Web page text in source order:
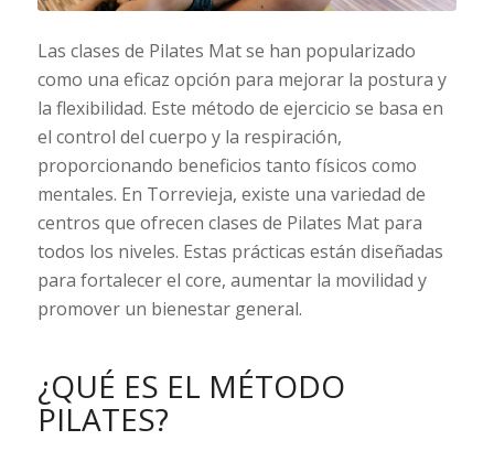
Las clases de Pilates Mat se han popularizado
como una eficaz opción para mejorar la postura y
la flexibilidad. Este método de ejercicio se basa en
el control del cuerpo y la respiración,
proporcionando beneficios tanto físicos como
mentales. En Torrevieja, existe una variedad de
centros que ofrecen clases de Pilates Mat para
todos los niveles. Estas prácticas están diseñadas
para fortalecer el core, aumentar la movilidad y
promover un bienestar general.
¿QUÉ ES EL MÉTODO
PILATES?